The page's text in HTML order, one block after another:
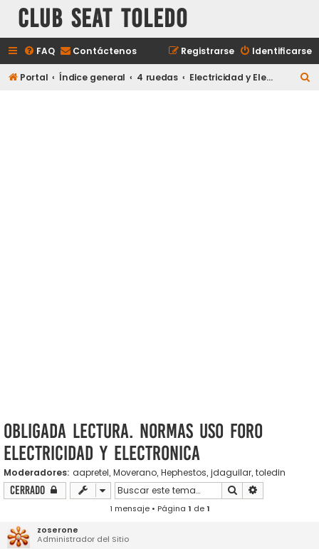
Club Seat Toledo
FAQ Contáctenos Identificarse
Registrarse
Portal Índice general 4 ruedas Electricidad y Electrónica
OBLIGADA LECTURA. NORMAS USO FORO
ELECTRICIDAD Y ELECTRONICA
Moderadores: aapretel, Moverano, Hephestos, jdaguilar, toledin
Cerrado Buscar
1 mensaje • Página 1 de1
zoserone
Administrador del Sitio